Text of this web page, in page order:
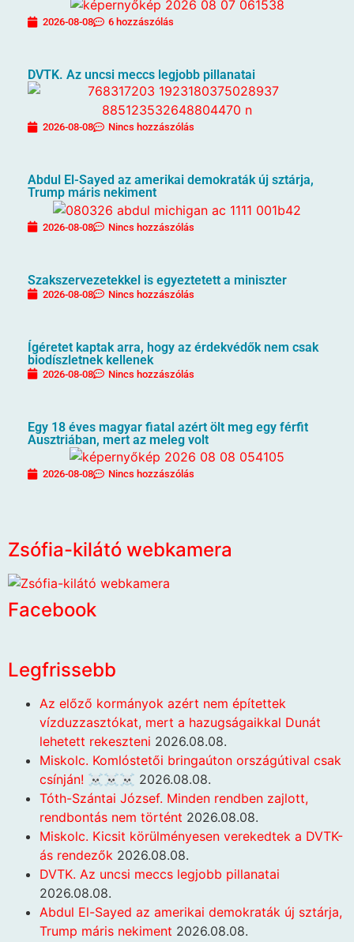
2026-08-08 6 hozzászólás
DVTK. Az uncsi meccs legjobb pillanatai
2026-08-08 Nincs hozzászólás
Abdul El-Sayed az amerikai demokraták új sztárja,
Trump máris nekiment
2026-08-08 Nincs hozzászólás
Szakszervezetekkel is egyeztetett a miniszter
2026-08-08 Nincs hozzászólás
Ígéretet kaptak arra, hogy az érdekvédők nem csak
biodíszletnek kellenek
2026-08-08 Nincs hozzászólás
Egy 18 éves magyar fiatal azért ölt meg egy férfit
Ausztriában, mert az meleg volt
2026-08-08 Nincs hozzászólás
Zsófia-kilátó webkamera
Facebook
Legfrissebb
Az előző kormányok azért nem építettek
vízduzzasztókat, mert a hazugságaikkal Dunát
lehetett rekeszteni 2026.08.08.
Miskolc. Komlóstetői bringaúton országútival csak
csínján! ☠️☠️☠️ 2026.08.08.
Tóth-Szántai József. Minden rendben zajlott,
rendbontás nem történt 2026.08.08.
Miskolc. Kicsit körülményesen verekedtek a DVTK-
ás rendezők 2026.08.08.
DVTK. Az uncsi meccs legjobb pillanatai
2026.08.08.
Abdul El-Sayed az amerikai demokraták új sztárja,
Trump máris nekiment 2026.08.08.